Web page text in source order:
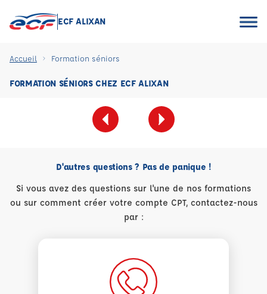
ECF ALIXAN
Accueil Formation séniors
FORMATION SÉNIORS CHEZ ECF ALIXAN
D'autres questions ? Pas de panique !
Si vous avez des questions sur l'une de nos formations
ou sur comment créer votre compte CPT, contactez-nous
par :